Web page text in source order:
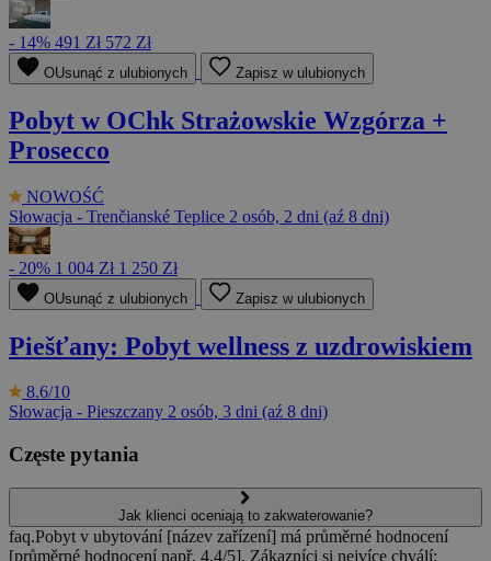
- 14% 491 Zł 572 Zł
OUsunąć z ulubionych Zapisz w ulubionych
Pobyt w OChk Strażowskie Wzgórza +
Prosecco
NOWOŚĆ
Słowacja - Trenčianské Teplice 2 osób, 2 dni (aź 8 dni)
- 20% 1 004 Zł 1 250 Zł
OUsunąć z ulubionych Zapisz w ulubionych
Piešťany: Pobyt wellness z uzdrowiskiem
8.6/10
Słowacja - Pieszczany 2 osób, 3 dni (aź 8 dni)
Częste pytania
Jak klienci oceniają to zakwaterowanie?
faq.Pobyt v ubytování [název zařízení] má průměrné hodnocení
[průměrné hodnocení např. 4,4/5]. Zákazníci si nejvíce chválí: